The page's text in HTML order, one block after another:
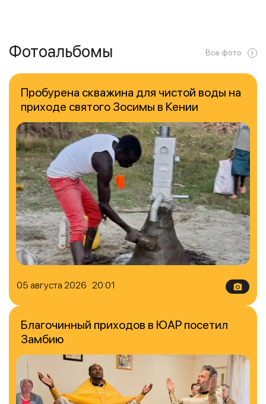
Фотоальбомы Все фото
05 августа 2026 20:01
Пробурена скважина для чистой воды на
приходе святого Зосимы в Кении
Благочинный приходов в ЮАР посетил
Замбию